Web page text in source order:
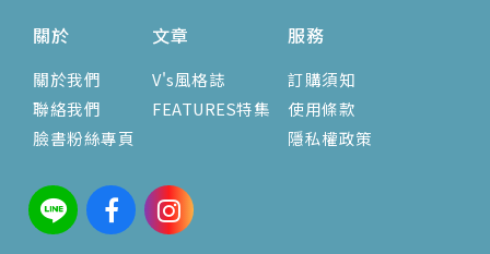
關於
關於我們
聯絡我們
臉書粉絲專頁
文章
V's風格誌
FEATURES特集
服務
訂購須知
使用條款
隱私權政策